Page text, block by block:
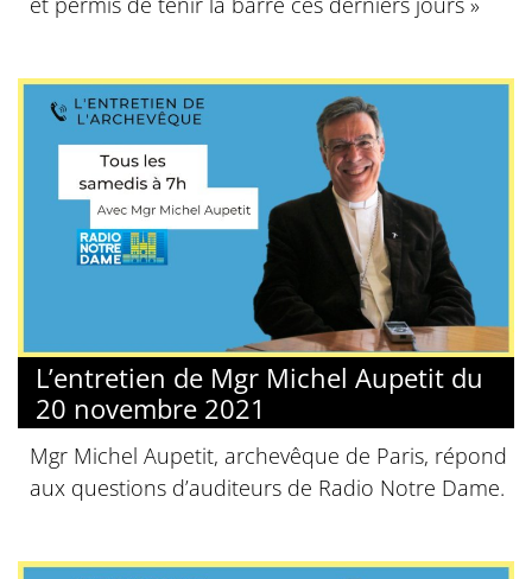
L’entretien de Mgr Michel Aupetit du
20 novembre 2021
Mgr Michel Aupetit, archevêque de Paris, répond
aux questions d’auditeurs de Radio Notre Dame.